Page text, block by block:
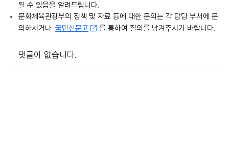
될 수 있음을 알려드립니다.
문화체육관광부의 정책 및 자료 등에 대한 문의는 각 담당 부서에 문
의하시거나 국민신문고 를 통하여 질의를 남겨주시기 바랍니다.
댓글이 없습니다.